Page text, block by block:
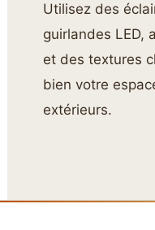
Utilisez des
guirlandes LED,
et des textures
bien votre
extérieurs.